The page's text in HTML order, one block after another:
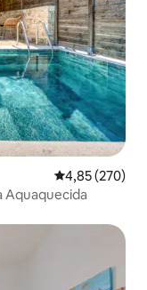
Classificação
4,85 (270)
Aquaquecida